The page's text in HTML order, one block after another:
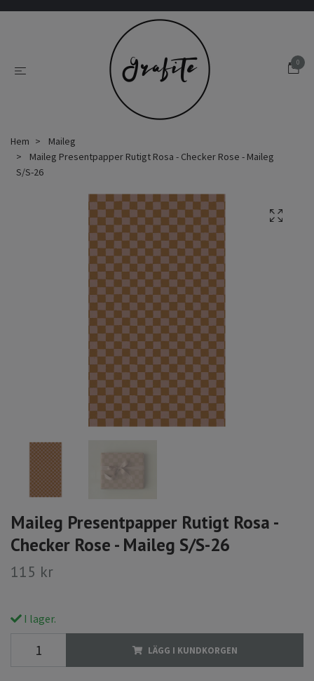
0
Hem
Maileg
Maileg Presentpapper Rutigt Rosa - Checker Rose - Maileg
S/S-26
Maileg Presentpapper Rutigt Rosa -
Checker Rose - Maileg S/S-26
115 kr
I lager.
LÄGG I KUNDKORGEN